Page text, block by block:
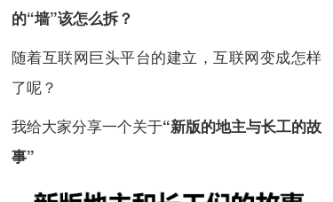
的“墙”该怎么拆？
随着互联网巨头平台的建立，互联网变成怎样
了呢？
我给大家分享一个关于“新版的地主与长工的故
事”